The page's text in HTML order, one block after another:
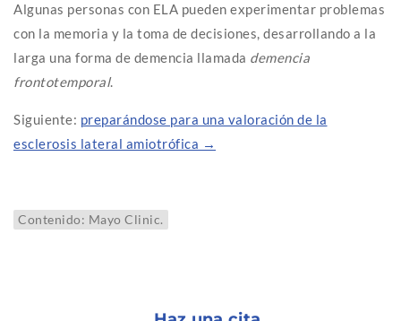
Algunas personas con ELA pueden experimentar problemas
con la memoria y la toma de decisiones, desarrollando a la
larga una forma de demencia llamada demencia
frontotemporal.
Siguiente: preparándose para una valoración de la
esclerosis lateral amiotrófica →
Contenido: Mayo Clinic.